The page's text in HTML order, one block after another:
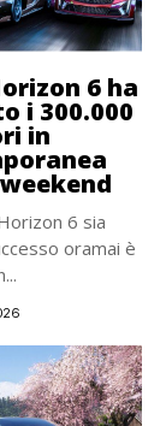
6 ha
i 300.000
in
6 sia
oramai è